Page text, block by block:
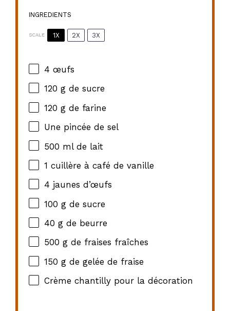
INGREDIENTS
SCALE 1X 2X 3X
4 œufs
120 g de sucre
120 g de farine
Une pincée de sel
500 ml de lait
1 cuillère à café de vanille
4 jaunes d’œufs
100 g de sucre
40 g de beurre
500 g de fraises fraîches
150 g de gelée de fraise
Crème chantilly pour la décoration